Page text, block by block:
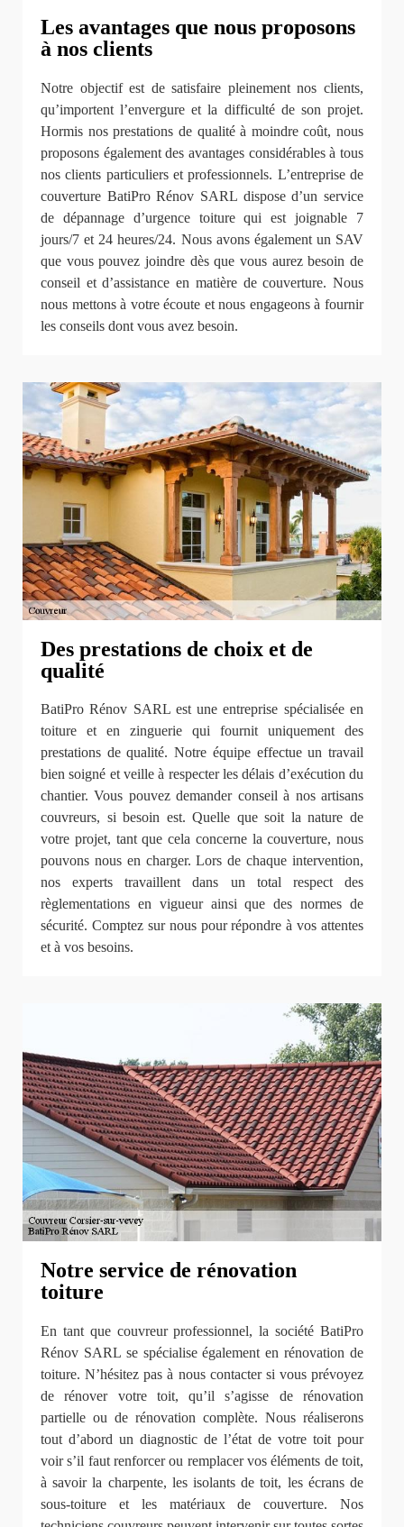
Les avantages que nous proposons
à nos clients
Notre objectif est de satisfaire pleinement nos clients,
qu’importent l’envergure et la difficulté de son projet.
Hormis nos prestations de qualité à moindre coût, nous
proposons également des avantages considérables à tous
nos clients particuliers et professionnels. L’entreprise de
couverture BatiPro Rénov SARL dispose d’un service
de dépannage d’urgence toiture qui est joignable 7
jours/7 et 24 heures/24. Nous avons également un SAV
que vous pouvez joindre dès que vous aurez besoin de
conseil et d’assistance en matière de couverture. Nous
nous mettons à votre écoute et nous engageons à fournir
les conseils dont vous avez besoin.
Des prestations de choix et de
qualité
BatiPro Rénov SARL est une entreprise spécialisée en
toiture et en zinguerie qui fournit uniquement des
prestations de qualité. Notre équipe effectue un travail
bien soigné et veille à respecter les délais d’exécution du
chantier. Vous pouvez demander conseil à nos artisans
couvreurs, si besoin est. Quelle que soit la nature de
votre projet, tant que cela concerne la couverture, nous
pouvons nous en charger. Lors de chaque intervention,
nos experts travaillent dans un total respect des
règlementations en vigueur ainsi que des normes de
sécurité. Comptez sur nous pour répondre à vos attentes
et à vos besoins.
Notre service de rénovation
toiture
En tant que couvreur professionnel, la société BatiPro
Rénov SARL se spécialise également en rénovation de
toiture. N’hésitez pas à nous contacter si vous prévoyez
de rénover votre toit, qu’il s’agisse de rénovation
partielle ou de rénovation complète. Nous réaliserons
tout d’abord un diagnostic de l’état de votre toit pour
voir s’il faut renforcer ou remplacer vos éléments de toit,
à savoir la charpente, les isolants de toit, les écrans de
sous-toiture et les matériaux de couverture. Nos